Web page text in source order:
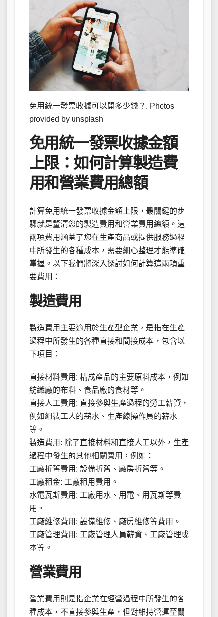
免用統一發票收據可以開多少錢？. Photos
provided by unsplash
免用統一發票收據金額
上限：如何計算製造費
用和營業費用總額
計算免用統一發票收據金額上限，最關鍵的步
驟就是釐清您的製造費用和營業費用總額。這
兩項費用涵蓋了您在生產商品或提供服務過程
中所發生的各種成本，需要細心整理才能準確
掌握。以下我們將深入探討如何計算這兩項重
要費用：
製造費用
製造費用主要適用於生產型企業，是指在生產
過程中所發生的各種直接和間接成本，包含以
下項目：
直接材料費用: 構成產品的主要原料成本，例如
紡織廠的布料、食品廠的食材等。
直接人工費用: 直接參與生產過程的勞工薪資，
例如組裝工人的薪水、生產線操作員的薪水
等。
製造費用: 除了直接材料和直接人工以外，生產
過程中發生的其他相關費用，例如：
工廠折舊費用: 設備折舊、廠房折舊等。
工廠租金: 工廠租用費用。
水電瓦斯費用: 工廠用水、用電、用瓦斯等費
用。
工廠維修費用: 設備維修、廠房維修等費用。
工廠管理費用: 工廠管理人員薪資、工廠管理成
本等。
營業費用
營業費用則是指企業在經營過程中所發生的各
種成本，不直接參與生產，但對維持營運至關